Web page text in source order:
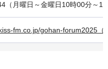
（月曜日～金曜日10時00分～
fm.co.jp/gohan-forum2025（